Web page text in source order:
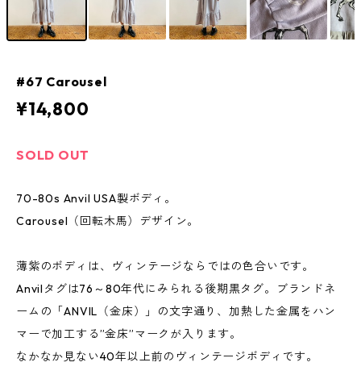
#67 Carousel
¥14,800
SOLD OUT
70-80s Anvil USA製ボディ。
Carousel（回転木馬）デザイン。
薄紫のボディは、ヴィンテージならではの色合いです。
Anvilタグは76～80年代にみられる後期黒タグ。ブランドネ
ームの「ANVIL（金床）」の文字通り、加熱した金属をハン
マーで加工する”金床”マークが入ります。
なかなか見ない40年以上前のヴィンテージボディです。